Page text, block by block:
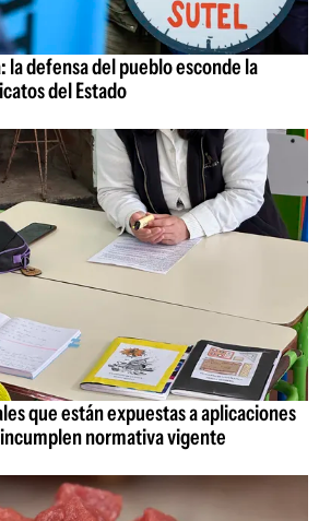
la defensa del pueblo esconde la
del Estado
que están expuestas a aplicaciones
normativa vigente